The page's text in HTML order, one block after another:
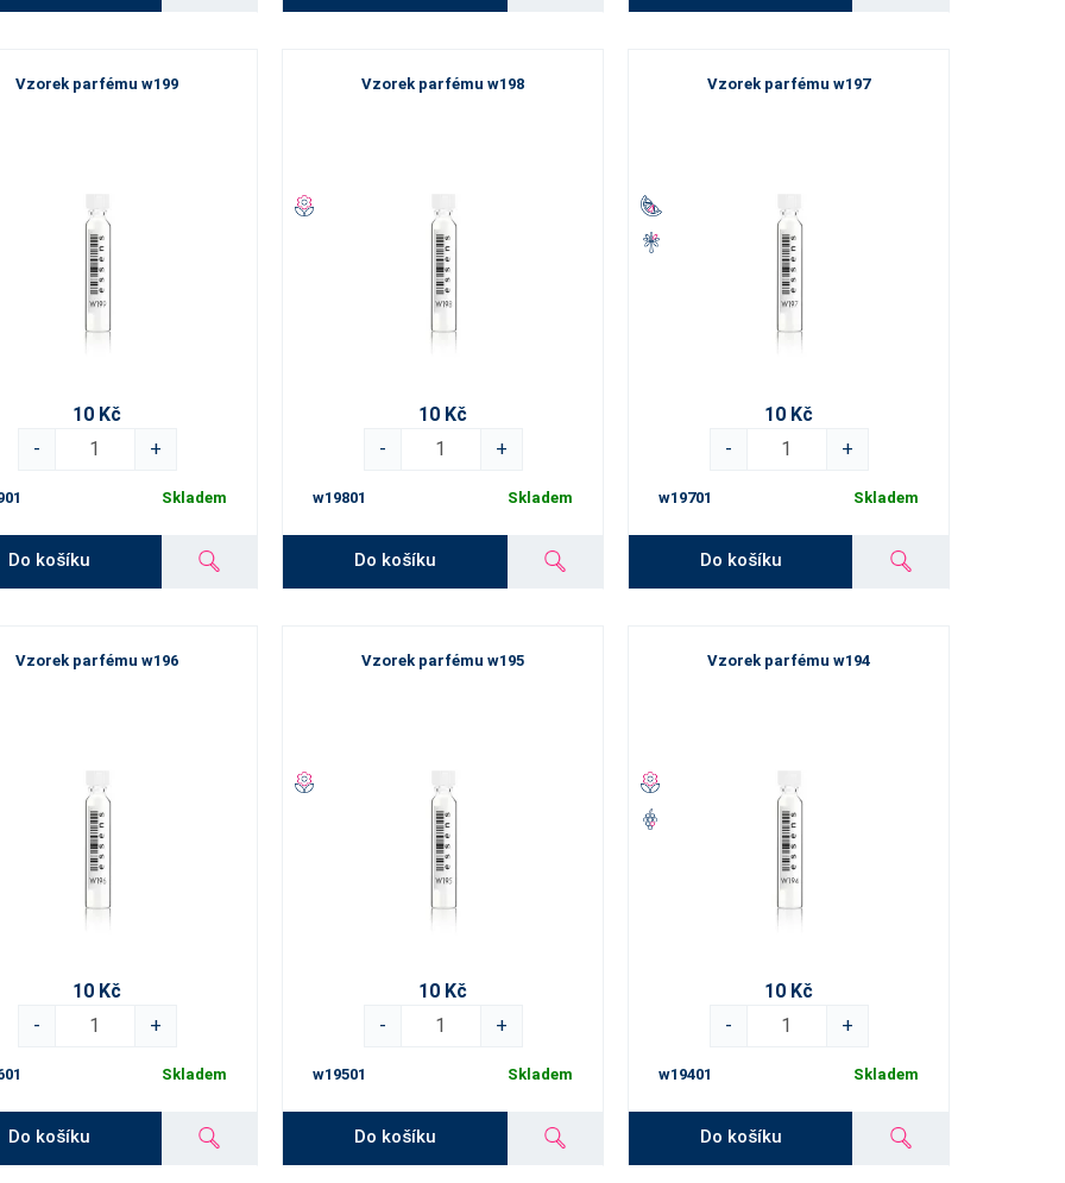
Vzorek parfému w199
10 Kč
-
+
Skladem
Do košíku
Vzorek parfému w198
10 Kč
-
+
w19801 Skladem
Do košíku
Vzorek parfému w197
10 Kč
-
+
w19701 Skladem
Do košíku
Vzorek parfému w196
10 Kč
-
+
Skladem
Do košíku
Vzorek parfému w195
10 Kč
-
+
w19501 Skladem
Do košíku
Vzorek parfému w194
10 Kč
-
+
w19401 Skladem
Do košíku